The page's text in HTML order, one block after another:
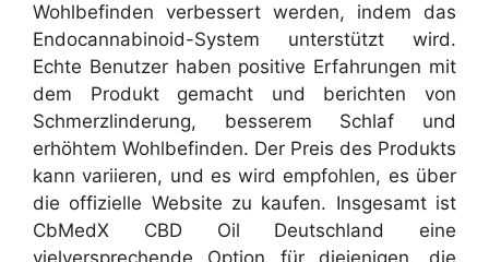
Wohlbefinden verbessert werden, indem das
Endocannabinoid-System unterstützt wird.
Echte Benutzer haben positive Erfahrungen mit
dem Produkt gemacht und berichten von
Schmerzlinderung, besserem Schlaf und
erhöhtem Wohlbefinden. Der Preis des Produkts
kann variieren, und es wird empfohlen, es über
die offizielle Website zu kaufen. Insgesamt ist
CbMedX CBD Oil Deutschland eine